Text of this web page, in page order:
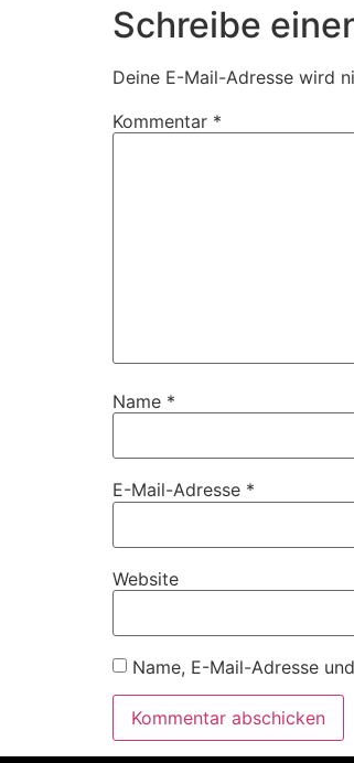
Schreibe
Deine E-Mail-Adresse wird
Kommentar *
Name *
E-Mail-Adresse *
Website
Name, E-Mail-Adresse